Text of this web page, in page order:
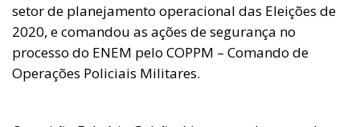
setor de planejamento operacional das Eleições de
2020, e comandou as ações de segurança no
processo do ENEM pelo COPPM – Comando de
Operações Policiais Militares.